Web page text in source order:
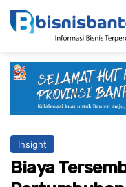
Insight
Biaya